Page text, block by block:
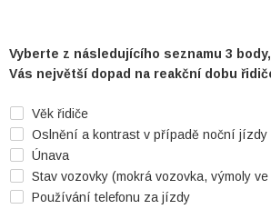
Vyberte z následujícího seznamu 3
Vás největší dopad na reakční dobu
Věk řidiče
Oslnění a kontrast v případě noční jízdy
Únava
Stav vozovky (mokrá vozovka, výmoly
Používání telefonu za jízdy